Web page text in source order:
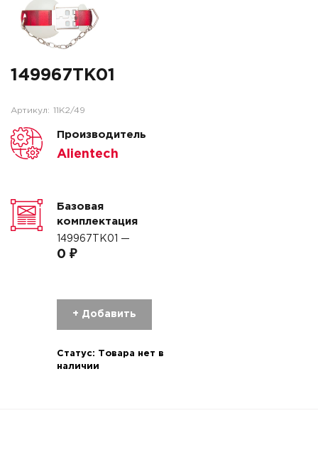
149967TK01
Артикул: 11K2/49
Производитель
Alientech
Базовая
комплектация
149967TK01 —
0 ₽
+ Добавить
Статус:
Товара нет в
наличии